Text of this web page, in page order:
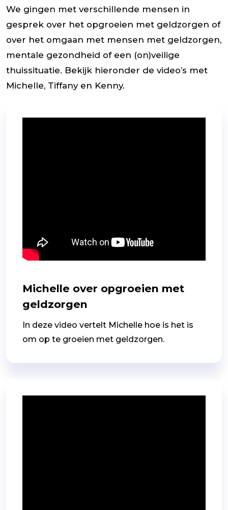
We gingen met verschillende mensen in
gesprek over het opgroeien met geldzorgen of
over het omgaan met mensen met geldzorgen,
mentale gezondheid of een (on)veilige
thuissituatie. Bekijk hieronder de video’s met
Michelle, Tiffany en Kenny.
Michelle over opgroeien met
geldzorgen
In deze video vertelt Michelle hoe is het is
om op te groeien met geldzorgen.